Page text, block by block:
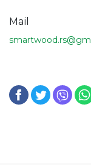
Mail